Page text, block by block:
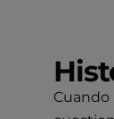
Cuando